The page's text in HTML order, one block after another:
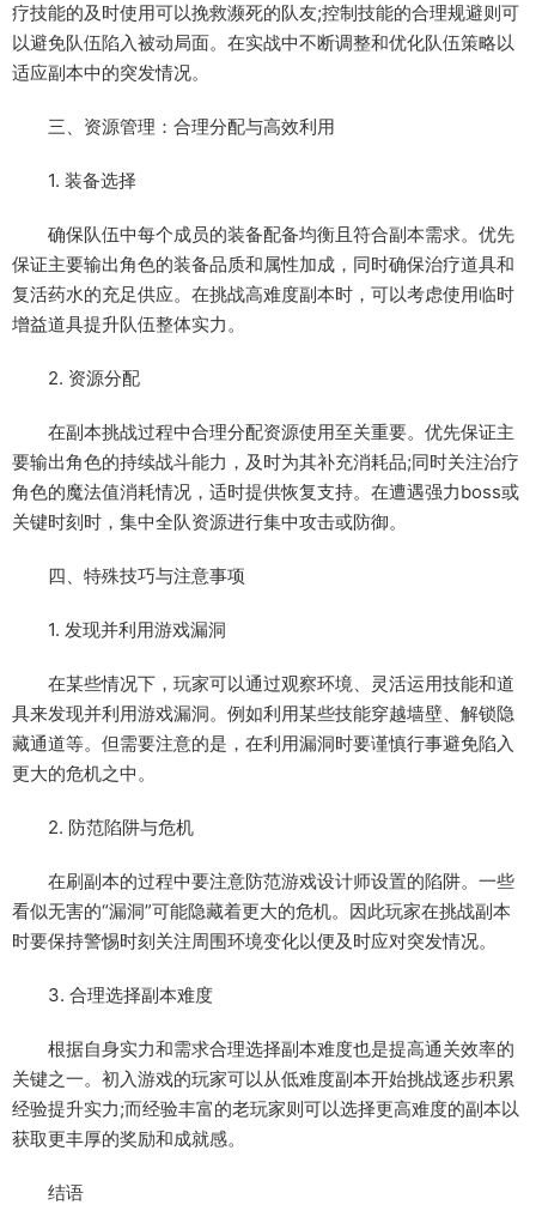
疗技能的及时使用可以挽救濒死的队友;控制技能的合理规避则可
以避免队伍陷入被动局面。在实战中不断调整和优化队伍策略以
适应副本中的突发情况。
三、资源管理：合理分配与高效利用
1. 装备选择
确保队伍中每个成员的装备配备均衡且符合副本需求。优先
保证主要输出角色的装备品质和属性加成，同时确保治疗道具和
复活药水的充足供应。在挑战高难度副本时，可以考虑使用临时
增益道具提升队伍整体实力。
2. 资源分配
在副本挑战过程中合理分配资源使用至关重要。优先保证主
要输出角色的持续战斗能力，及时为其补充消耗品;同时关注治疗
角色的魔法值消耗情况，适时提供恢复支持。在遭遇强力boss或
关键时刻时，集中全队资源进行集中攻击或防御。
四、特殊技巧与注意事项
1. 发现并利用游戏漏洞
在某些情况下，玩家可以通过观察环境、灵活运用技能和道
具来发现并利用游戏漏洞。例如利用某些技能穿越墙壁、解锁隐
藏通道等。但需要注意的是，在利用漏洞时要谨慎行事避免陷入
更大的危机之中。
2. 防范陷阱与危机
在刷副本的过程中要注意防范游戏设计师设置的陷阱。一些
看似无害的“漏洞”可能隐藏着更大的危机。因此玩家在挑战副本
时要保持警惕时刻关注周围环境变化以便及时应对突发情况。
3. 合理选择副本难度
根据自身实力和需求合理选择副本难度也是提高通关效率的
关键之一。初入游戏的玩家可以从低难度副本开始挑战逐步积累
经验提升实力;而经验丰富的老玩家则可以选择更高难度的副本以
获取更丰厚的奖励和成就感。
结语